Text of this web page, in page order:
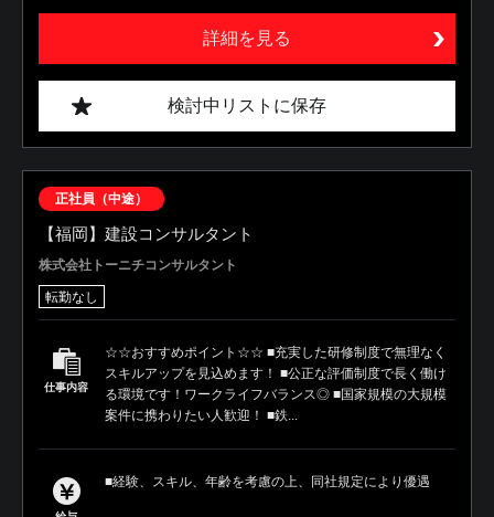
詳細を見る
検討中リストに保存
正社員（中途）
【福岡】建設コンサルタント
株式会社トーニチコンサルタント
転勤なし
仕事内容
☆☆おすすめポイント☆☆ ■充実した研修制度で無理なく
スキルアップを見込めます！ ■公正な評価制度で長く働け
る環境です！ワークライフバランス◎ ■国家規模の大規模
案件に携わりたい人歓迎！ ■鉄...
■経験、スキル、年齢を考慮の上、同社規定により優遇